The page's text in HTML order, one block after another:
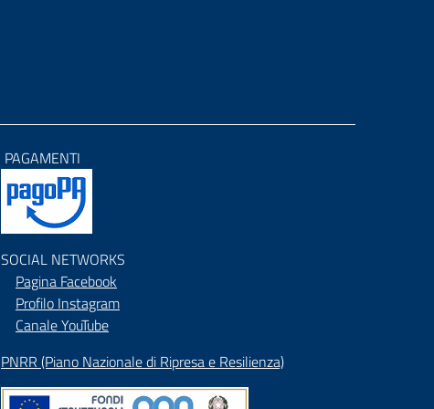
PAGAMENTI
SOCIAL NETWORKS
Pagina Facebook
Profilo Instagram
Canale YouTube
PNRR (Piano Nazionale di Ripresa e Resilienza)